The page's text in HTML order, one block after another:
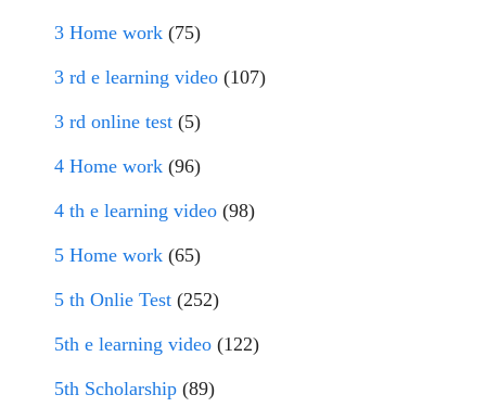
3 Home work (75)
3 rd e learning video (107)
3 rd online test (5)
4 Home work (96)
4 th e learning video (98)
5 Home work (65)
5 th Onlie Test (252)
5th e learning video (122)
5th Scholarship (89)